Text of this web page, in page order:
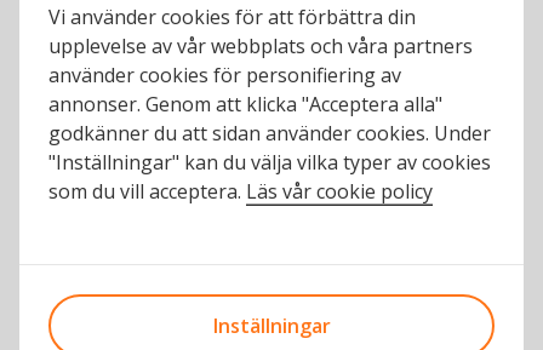
Vi använder cookies för att förbättra din
upplevelse av vår webbplats och våra partners
använder cookies för personifiering av
annonser. Genom att klicka "Acceptera alla"
godkänner du att sidan använder cookies. Under
"Inställningar" kan du välja vilka typer av cookies
som du vill acceptera. Läs vår cookie policy
Inställningar